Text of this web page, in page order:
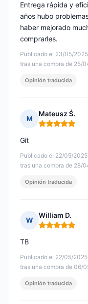
Publicado el 23/05/
tras una compra de 25/
Entrega rápida y
años hubo
haber mejorado
comprarles.
Opinión traducida
M
Mateusz Ś.
Nota: 5 de 5
Publicado el 22/05/
tras una compra de 28/
Git
Opinión traducida
W
William D.
Nota: 5 de 5
Publicado el 22/05/
tras una compra de 06/
TB
Opinión traducida